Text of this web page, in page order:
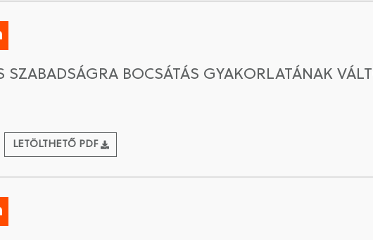
SZABADSÁGRA BOCSÁTÁS GYAKORLATÁNAK
LETÖLTHETŐ PDF